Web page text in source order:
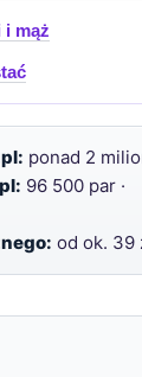
i mąż
ponad 2
96 500 par ·
od ok. 39